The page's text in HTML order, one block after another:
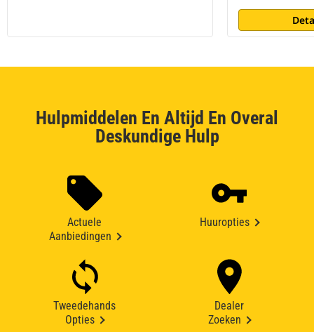
Hulpmiddelen En Altijd En Overal
Deskundige Hulp
Actuele
Aanbiedingen
Huuropties
Tweedehands
Opties
Dealer
Zoeken